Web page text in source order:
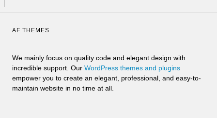
AF THEMES
We mainly focus on quality code and elegant design with
incredible support. Our WordPress themes and plugins
empower you to create an elegant, professional, and easy-to-
maintain website in no time at all.